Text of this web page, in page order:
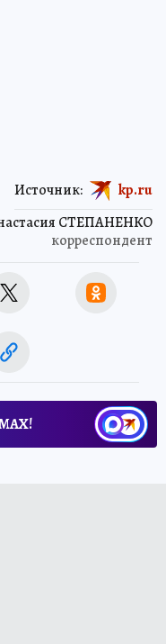
СТЕПАНЕНКО
корреспондент
Источник: kp.ru